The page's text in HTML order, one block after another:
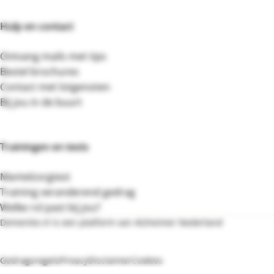
Hulp en contact
Ontvang mails met tips
Bestel brochures
Contact met lotgenoten
Bij jou in de buurt
Trainingen en tests
Mantelzorgtest
Training veranderend gedrag
Welke rol past bij jou?
GedragsregelsPrivacyDisclaimerCookies
Dementie.nl is een platform van Alzheimer Nederland